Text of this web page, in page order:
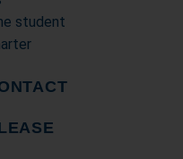
student